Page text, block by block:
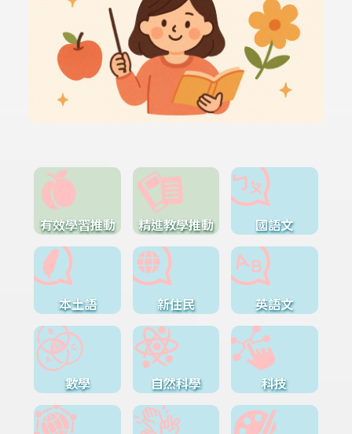
有效學習推動 精進教學推動 國語文
本土語 新住民 英語文
數學 自然科學 科技